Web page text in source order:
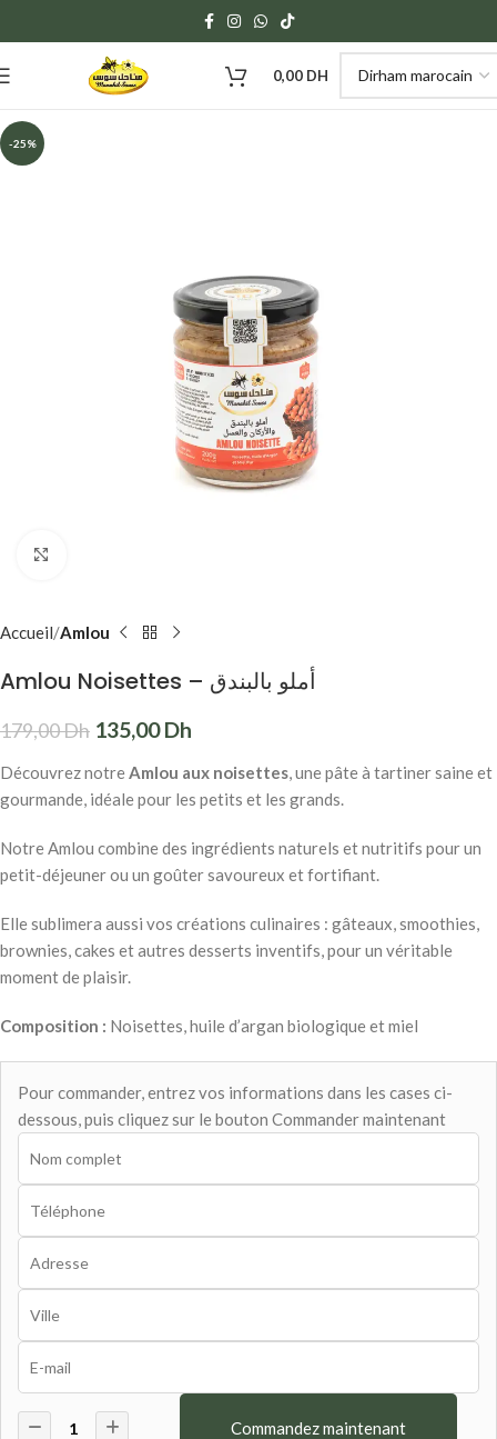
0,00 DH
-25%
Accueil Amlou
Amlou Noisettes – أملو بالبندق
179,00Dh 135,00Dh
Découvrez notreAmlou aux noisettes, une pâte à tartiner saine et
gourmande, idéale pour les petits et les grands.
Notre Amlou combine des ingrédients naturels et nutritifs pour un
petit-déjeuner ou un goûter savoureux et fortifiant.
Elle sublimera aussi vos créations culinaires : gâteaux, smoothies,
brownies, cakes et autres desserts inventifs, pour un véritable
moment de plaisir.
Composition : Noisettes, huile d’argan biologique et miel
Pour commander, entrez vos informations dans les cases ci-
dessous, puis cliquez sur le bouton Commander maintenant
Commandez maintenant